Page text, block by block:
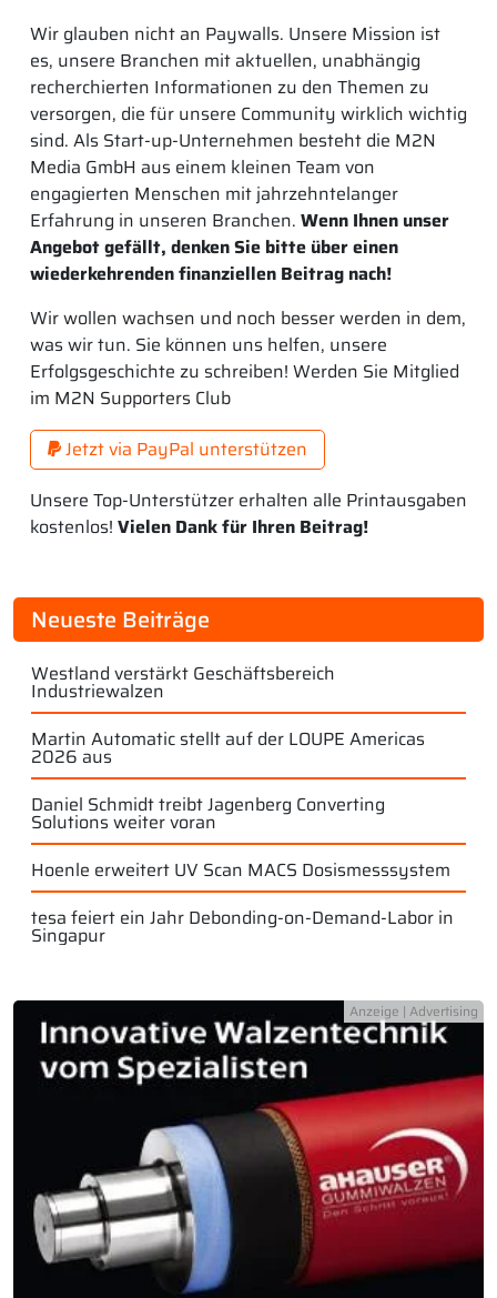
Wir glauben nicht an Paywalls. Unsere Mission ist
es, unsere Branchen mit aktuellen, unabhängig
recherchierten Informationen zu den Themen zu
versorgen, die für unsere Community wirklich wichtig
sind. Als Start-up-Unternehmen besteht die M2N
Media GmbH aus einem kleinen Team von
engagierten Menschen mit jahrzehntelanger
Erfahrung in unseren Branchen. Wenn Ihnen unser
Angebot gefällt, denken Sie bitte über einen
wiederkehrenden finanziellen Beitrag nach!
Wir wollen wachsen und noch besser werden in dem,
was wir tun. Sie können uns helfen, unsere
Erfolgsgeschichte zu schreiben! Werden Sie Mitglied
im M2N Supporters Club
Jetzt via PayPal unterstützen
Unsere Top-Unterstützer erhalten alle Printausgaben
kostenlos! Vielen Dank für Ihren Beitrag!
Neueste Beiträge
Westland verstärkt Geschäftsbereich
Industriewalzen
Martin Automatic stellt auf der LOUPE Americas
2026 aus
Daniel Schmidt treibt Jagenberg Converting
Solutions weiter voran
Hoenle erweitert UV Scan MACS Dosismesssystem
tesa feiert ein Jahr Debonding-on-Demand-Labor in
Singapur